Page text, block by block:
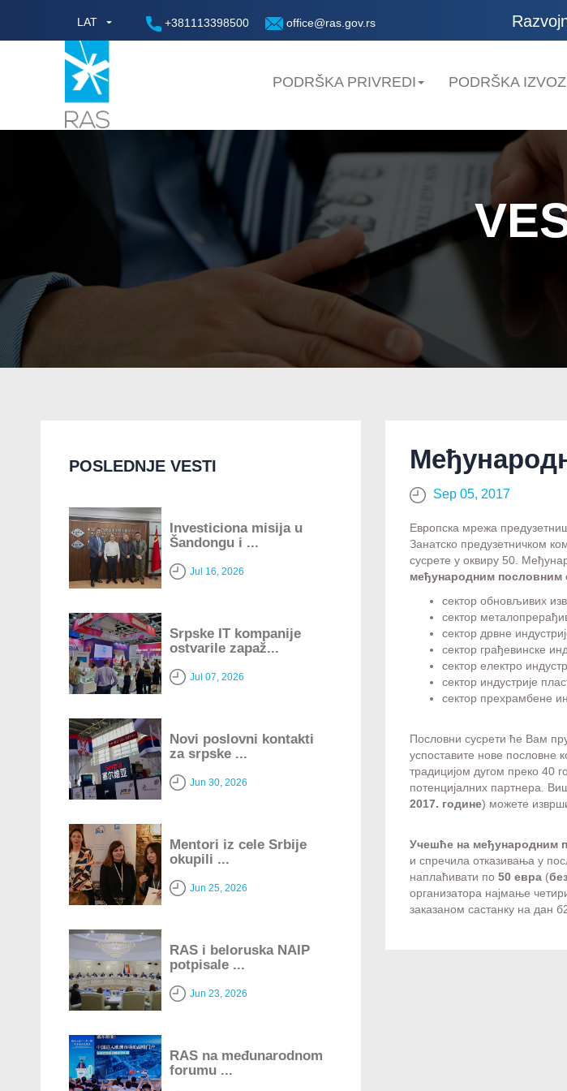
LAT +381113398500 office@ras.gov.rs
PODRŠKA PRIVREDI PODRŠKA
POSLEDNJE VESTI
Investiciona misija u
Šandongu i ...
Jul 16, 2026
Srpske IT kompanije
ostvarile zapaž...
Jul 07, 2026
Novi poslovni kontakti
za srpske ...
Jun 30, 2026
Mentori iz cele Srbije
okupili ...
Jun 25, 2026
RAS i beloruska NAIP
potpisale ...
Jun 23, 2026
RAS na međunarodnom
forumu ...
Sep 05, 2017
Европска мрежа
Занатско предузетничком
сусрете у оквиру 50.
међународним пословним
сектор обновљивих
сектор
сектор дрвне
сектор грађевинске
сектор електро
сектор индустрије
сектор прехрамбене
Пословни сусрети ће Вам
успоставите нове пословне
традицијом дугом преко 40
потенцијалних партнера.
2017. године) можете
Учешће на међународним
и спречила отказивања у
наплаћивати по 50 евра(
организатора најмање
заказаном састанку на дан